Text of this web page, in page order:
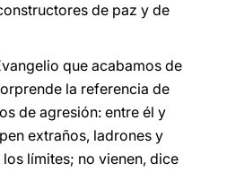
de paz y de
que acabamos de
la referencia de
de agresión: entre él y
extraños, ladrones y
límites; no vienen, dice